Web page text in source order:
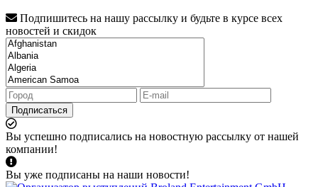
Подпишитесь на нашу рассылку и будьте в курсе всех
новостей и скидок
Подписаться
Вы успешно подписались на новостную рассылку от нашей
компании!
Вы уже подписаны на наши новости!